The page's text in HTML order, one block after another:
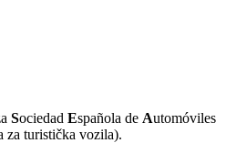
Sociedad Española de Automóviles
za turistička vozila).